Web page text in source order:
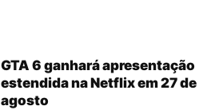
GTA 6 ganhará apresentação
estendida na Netflix em 27 de
agosto